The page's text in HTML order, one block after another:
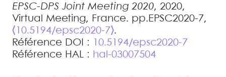
EPSC-DPS Joint Meeting 2020, 2020,
Virtual Meeting, France. pp.EPSC2020-7,
⟨10.5194/epsc2020-7⟩.
Référence DOI :
10.5194/epsc2020-7
Référence HAL : hal-03007504